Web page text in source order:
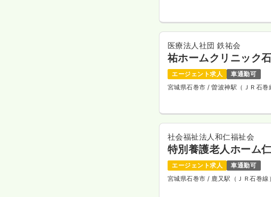
医療法人社団 鉄祐会
祐ホームクリニック
エージェント求人
車通勤可
宮城県石巻市/ 曽波神駅（ＪＲ石巻
社会福祉法人和仁福祉会
特別養護老人ホーム
エージェント求人
車通勤可
宮城県石巻市/ 鹿又駅（ＪＲ石巻線